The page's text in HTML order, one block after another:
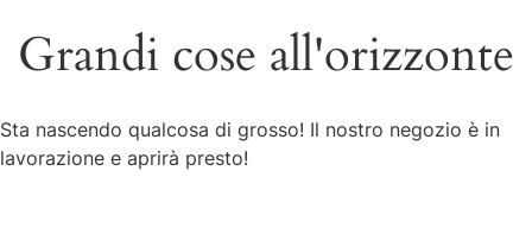
Grandi cose all'orizzonte
Sta nascendo qualcosa di grosso! Il nostro negozio è in
lavorazione e aprirà presto!